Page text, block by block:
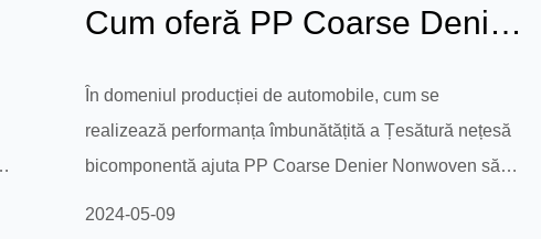
Cum oferă PP Coarse Denier
Nonwoven o mai bună
susținere și ...
În domeniul producției de automobile, cum se
realizează performanța îmbunătățită a Țesătură nețesă
bicomponentă ajuta PP Coarse Denier Nonwoven să
2024-05-09